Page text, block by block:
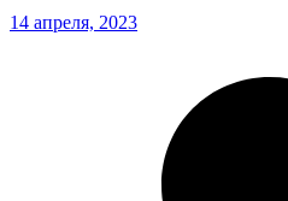
14 апреля, 2023